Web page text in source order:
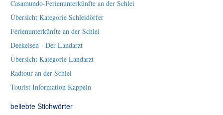
Casamundo-Ferienunterkünfte an der Schlei
Übersicht Kategorie Schleidörfer
Ferienunterkünfte an der Schlei
Deekelsen - Der Landarzt
Übersicht Kategorie Landarzt
Radtour an der Schlei
Tourist Information Kappeln
beliebte Stichwörter